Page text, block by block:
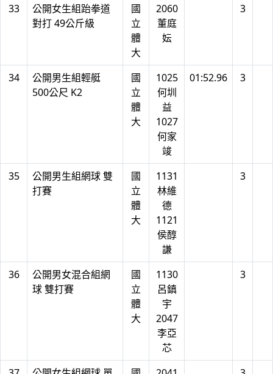
33
公開女生組跆拳道
對打 49公斤級
國
立
體
大
2060
董庭
妘
3
34
公開男生組輕艇
500公尺 K2
國
立
體
大
1025
何圳
益
1027
何家
竣
01:52.96 3
35
公開男生組網球 雙
打賽
國
立
體
大
1131
林維
德
1121
侯醇
謙
3
36
公開男女混合組網
球 雙打賽
國
立
體
大
1130
呂鎮
宇
2047
李亞
芯
3